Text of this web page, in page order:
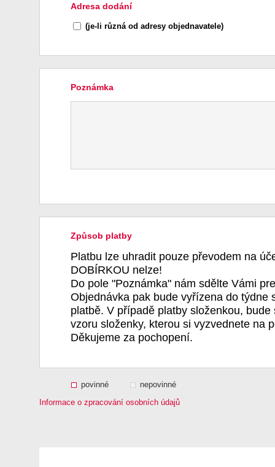
Adresa dodání
(je-li různá od adresy objednavatele)
Poznámka
Způsob platby
Platbu lze uhradit pouze převodem na
DOBÍRKOU nelze!
Do pole "Poznámka" nám sdělte Vámi
Objednávka pak bude vyřízena do týdne
platbě. V případě platby složenkou,
vzoru složenky, kterou si vyzvednete na
Děkujeme za pochopení.
povinné
nepovinné
Informace o zpracování osobních údajů